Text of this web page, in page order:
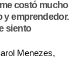
costó mucho
y emprendedor.
siento
Menezes,